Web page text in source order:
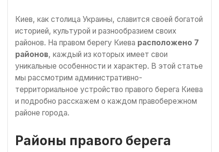
Киев, как столица Украины, славится своей богатой
историей, культурой и разнообразием своих
районов. На правом берегу Киева расположено 7
районов, каждый из которых имеет свои
уникальные особенности и характер. В этой статье
мы рассмотрим административно-
территориальное устройство правого берега Киева
и подробно расскажем о каждом правобережном
районе города.
Районы правого берега